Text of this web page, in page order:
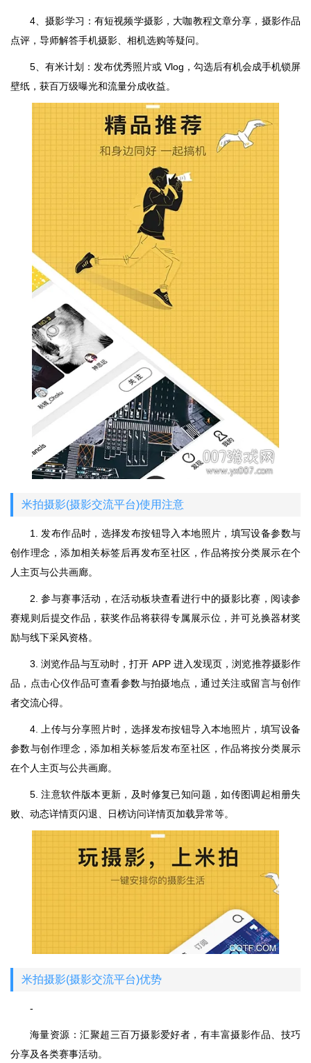
4、摄影学习：有短视频学摄影，大咖教程文章分享，摄影作品
点评，导师解答手机摄影、相机选购等疑问。
5、有米计划：发布优秀照片或 Vlog，勾选后有机会成手机锁屏
壁纸，获百万级曝光和流量分成收益。
米拍摄影(摄影交流平台)使用注意
1. 发布作品时，选择发布按钮导入本地照片，填写设备参数与
创作理念，添加相关标签后再发布至社区，作品将按分类展示在个
人主页与公共画廊。
2. 参与赛事活动，在活动板块查看进行中的摄影比赛，阅读参
赛规则后提交作品，获奖作品将获得专属展示位，并可兑换器材奖
励与线下采风资格。
3. 浏览作品与互动时，打开 APP 进入发现页，浏览推荐摄影作
品，点击心仪作品可查看参数与拍摄地点，通过关注或留言与创作
者交流心得。
4. 上传与分享照片时，选择发布按钮导入本地照片，填写设备
参数与创作理念，添加相关标签后发布至社区，作品将按分类展示
在个人主页与公共画廊。
5. 注意软件版本更新，及时修复已知问题，如传图调起相册失
败、动态详情页闪退、日榜访问详情页加载异常等。
米拍摄影(摄影交流平台)优势
-
海量资源：汇聚超三百万摄影爱好者，有丰富摄影作品、技巧
分享及各类赛事活动。